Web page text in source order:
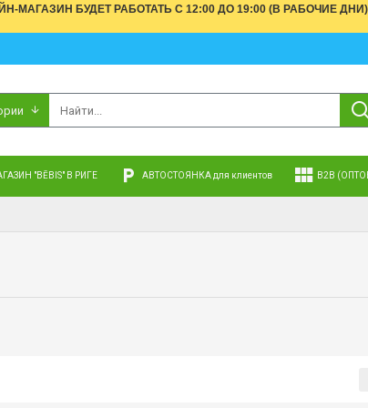
МАГАЗИН БУДЕТ РАБОТАТЬ С 12:00 ДО 19:00 (В РАБОЧИЕ
"BĒBIS" В РИГЕ АВТОСТОЯНКА для клиентов B2B